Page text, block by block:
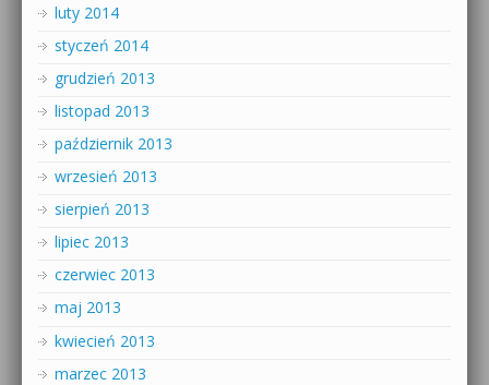
luty 2014
styczeń 2014
grudzień 2013
listopad 2013
październik 2013
wrzesień 2013
sierpień 2013
lipiec 2013
czerwiec 2013
maj 2013
kwiecień 2013
marzec 2013